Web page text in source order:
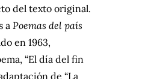
del texto original.
a Poemas del país
en 1963,
“El día del fin
de “La